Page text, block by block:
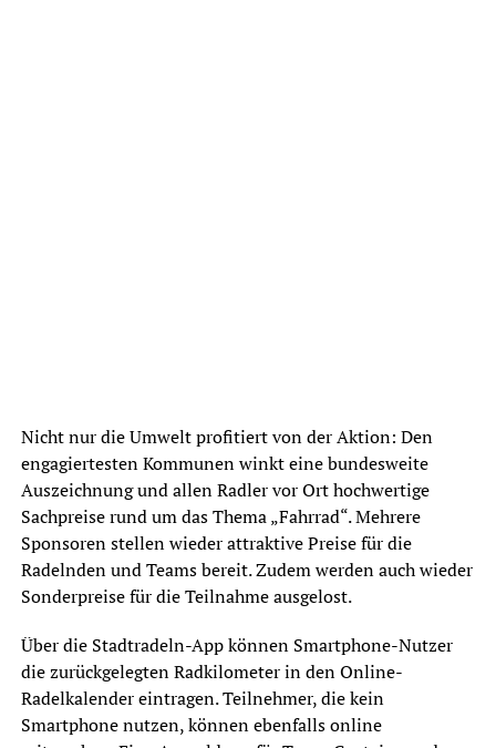
Nicht nur die Umwelt profitiert von der Aktion: Den
engagiertesten Kommunen winkt eine bundesweite
Auszeichnung und allen Radler vor Ort hochwertige
Sachpreise rund um das Thema „Fahrrad“. Mehrere
Sponsoren stellen wieder attraktive Preise für die
Radelnden und Teams bereit. Zudem werden auch wieder
Sonderpreise für die Teilnahme ausgelost.
Über die Stadtradeln-App können Smartphone-Nutzer
die zurückgelegten Radkilometer in den Online-
Radelkalender eintragen. Teilnehmer, die kein
Smartphone nutzen, können ebenfalls online